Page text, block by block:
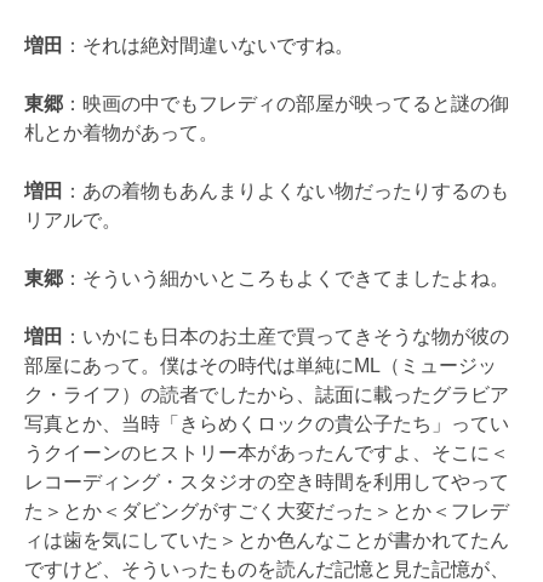
増田 ：それは絶対間違いないですね。
東郷 ：映画の中でもフレディの部屋が映ってると謎の御
札とか着物があって。
増田 ：あの着物もあんまりよくない物だったりするのも
リアルで。
東郷 ：そういう細かいところもよくできてましたよね。
増田 ：いかにも日本のお土産で買ってきそうな物が彼の
部屋にあって。僕はその時代は単純にML（ミュージッ
ク・ライフ）の読者でしたから、誌面に載ったグラビア
写真とか、当時「きらめくロックの貴公子たち」ってい
うクイーンのヒストリー本があったんですよ、そこに＜
レコーディング・スタジオの空き時間を利用してやって
た＞とか＜ダビングがすごく大変だった＞とか＜フレデ
ィは歯を気にしていた＞とか色んなことが書かれてたん
ですけど、そういったものを読んだ記憶と見た記憶が、